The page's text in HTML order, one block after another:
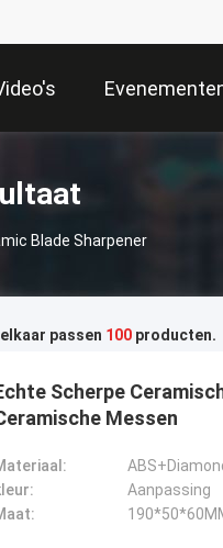
Blade Sharpener
passen 100 producten.
Scherpe
Messen
Aanpassing